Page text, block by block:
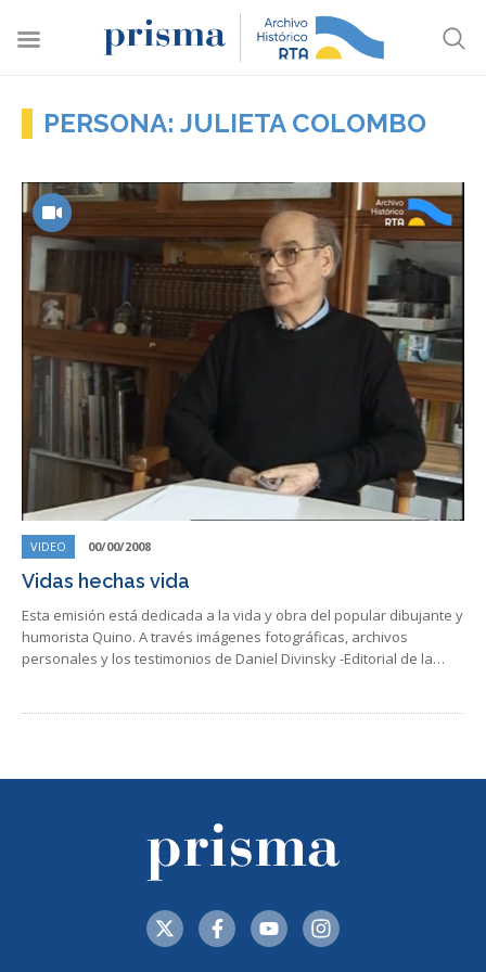
PERSONA: JULIETA COLOMBO
VIDEO 00/00/2008
Vidas hechas vida
Esta emisión está dedicada a la vida y obra del popular dibujante y
humorista Quino. A través imágenes fotográficas, archivos
personales y los testimonios de Daniel Divinsky -Editorial de la…